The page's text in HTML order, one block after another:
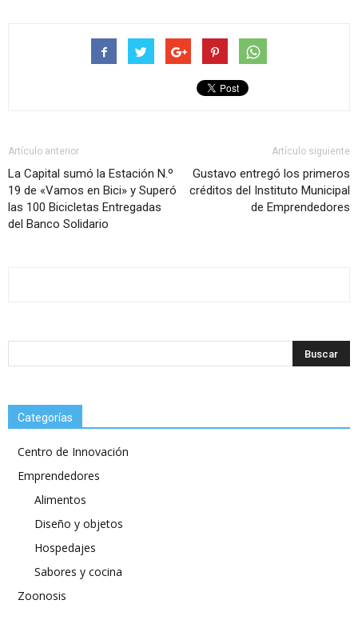
Artículo anterior
La Capital sumó la Estación N.º
19 de «Vamos en Bici» y Superó
las 100 Bicicletas Entregadas
del Banco Solidario
Artículo siguiente
Gustavo entregó los primeros
créditos del Instituto Municipal
de Emprendedores
Categorías
Centro de Innovación
Emprendedores
Alimentos
Diseño y objetos
Hospedajes
Sabores y cocina
Zoonosis